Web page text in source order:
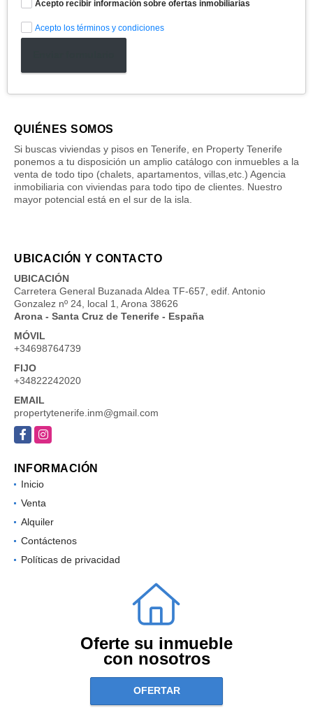
Acepto recibir información sobre ofertas inmobiliarias
Acepto los términos y condiciones
QUIÉNES SOMOS
Si buscas viviendas y pisos en Tenerife, en Property Tenerife
ponemos a tu disposición un amplio catálogo con inmuebles a la
venta de todo tipo (chalets, apartamentos, villas,etc.) Agencia
inmobiliaria con viviendas para todo tipo de clientes. Nuestro
mayor potencial está en el sur de la isla.
UBICACIÓN Y CONTACTO
UBICACIÓN
Carretera General Buzanada Aldea TF-657, edif. Antonio
Gonzalez nº 24, local 1, Arona 38626
Arona - Santa Cruz de Tenerife - España
MÓVIL
+34698764739
FIJO
+34822242020
EMAIL
propertytenerife.inm@gmail.com
FacebookInstagram
INFORMACIÓN
Inicio
Venta
Alquiler
Contáctenos
Políticas de privacidad
Oferte su inmueble
con nosotros
OFERTAR